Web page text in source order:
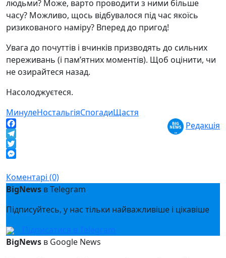
людьми? Може, варто проводити з ними більше
часу? Можливо, щось відбувалося під час якоїсь
ризикованого наміру? Вперед до пригод!
Увага до почуттів і вчинків призводять до сильних
переживань (і пам’ятних моментів). Щоб оцінити, чи
не озирайтеся назад.
Насолоджуєтеся.
МинулеНостальгіяСпогадиЩастя
Facebook
Telegram
Twitter
Редакція
Коментарі (0)
BigNews в Telegram
Підписуйтесь, у нас тільки найважливіше і цікавіше
Підписатися в Telegram
BigNews в Google News